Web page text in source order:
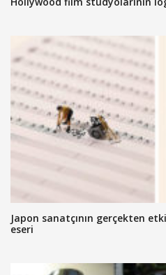
Japon sanatçının gerçekten
eseri